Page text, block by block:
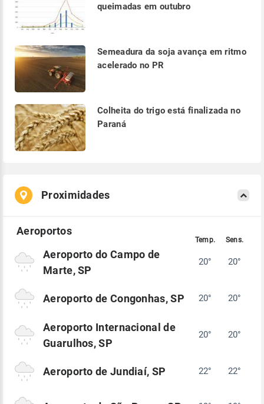
queimadas em outubro
Semeadura da soja avança em ritmo
acelerado no PR
Colheita do trigo está finalizada no
Paraná
Proximidades
Aeroporto do Campo de
Marte, SP
20° 20°
Aeroporto de Congonhas, SP 20° 20°
Aeroporto Internacional de
Guarulhos, SP
20° 20°
Aeroporto de Jundiaí, SP 22° 22°